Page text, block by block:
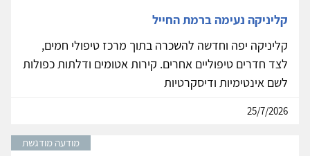
קליניקה נעימה ברמת החייל
קליניקה יפה וחדשה להשכרה בתוך מרכז טיפולי חמים,
לצד חדרים טיפוליים אחרים. קירות אטומים ודלתות כפולות
לשם אינטימיות ודיסקרטיות
25/7/2026
מודעה מודגשת